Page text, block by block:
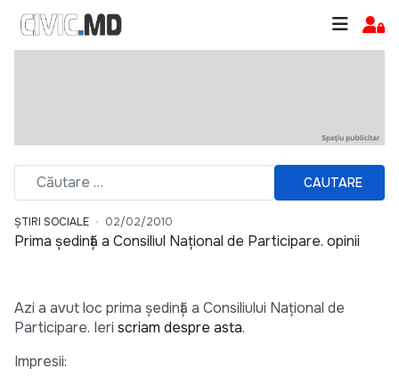
CAUTARE
ȘTIRI SOCIALE 02/02/2010
Prima ședință a Consiliul Național de Participare. opinii
Azi a avut loc prima ședință a Consiliului Național de
Participare. Ieri scriam despre asta.
Impresii: